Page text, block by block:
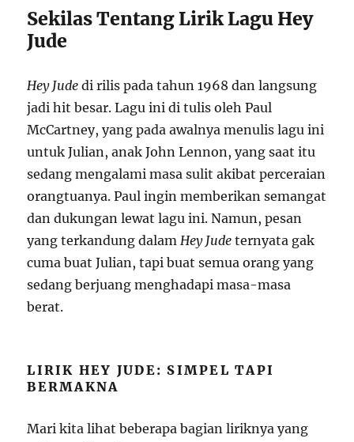
Sekilas Tentang Lirik Lagu Hey
Jude
Hey Jude di rilis pada tahun 1968 dan langsung
jadi hit besar. Lagu ini di tulis oleh Paul
McCartney, yang pada awalnya menulis lagu ini
untuk Julian, anak John Lennon, yang saat itu
sedang mengalami masa sulit akibat perceraian
orangtuanya. Paul ingin memberikan semangat
dan dukungan lewat lagu ini. Namun, pesan
yang terkandung dalamHey Jude ternyata gak
cuma buat Julian, tapi buat semua orang yang
sedang berjuang menghadapi masa-masa
berat.
LIRIK HEY JUDE: SIMPEL TAPI
BERMAKNA
Mari kita lihat beberapa bagian liriknya yang